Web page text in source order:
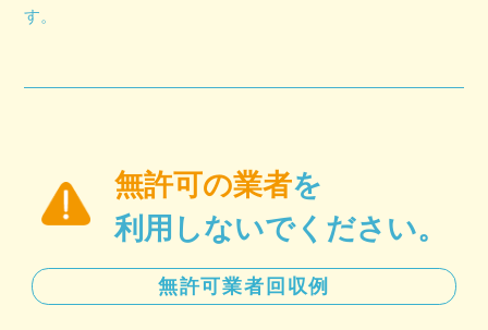
す。
無許可の業者を
利用しないでください。
無許可業者回収例